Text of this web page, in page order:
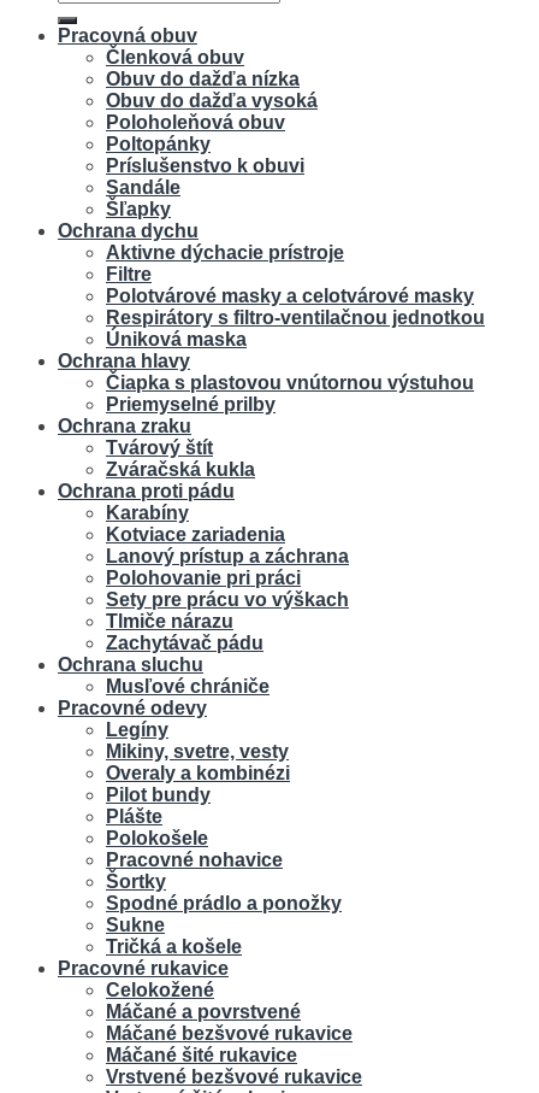
Pracovná obuv
Členková obuv
Obuv do dažďa nízka
Obuv do dažďa vysoká
Poloholeňová obuv
Poltopánky
Príslušenstvo k obuvi
Sandále
Šľapky
Ochrana dychu
Aktivne dýchacie prístroje
Filtre
Polotvárové masky a celotvárové masky
Respirátory s filtro-ventilačnou jednotkou
Úniková maska
Ochrana hlavy
Čiapka s plastovou vnútornou výstuhou
Priemyselné prilby
Ochrana zraku
Tvárový štít
Zváračská kukla
Ochrana proti pádu
Karabíny
Kotviace zariadenia
Lanový prístup a záchrana
Polohovanie pri práci
Sety pre prácu vo výškach
Tlmiče nárazu
Zachytávač pádu
Ochrana sluchu
Musľové chrániče
Pracovné odevy
Legíny
Mikiny, svetre, vesty
Overaly a kombinézi
Pilot bundy
Plášte
Polokošele
Pracovné nohavice
Šortky
Spodné prádlo a ponožky
Sukne
Tričká a košele
Pracovné rukavice
Celokožené
Máčané a povrstvené
Máčané bezšvové rukavice
Máčané šité rukavice
Vrstvené bezšvové rukavice